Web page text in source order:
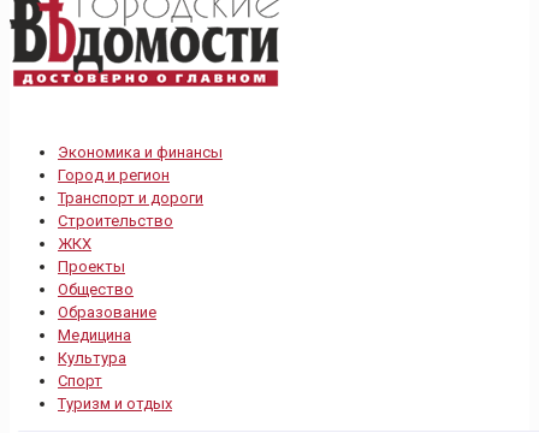
Экономика и финансы
Город и регион
Транспорт и дороги
Строительство
ЖКХ
Проекты
Общество
Образование
Медицина
Культура
Спорт
Туризм и отдых